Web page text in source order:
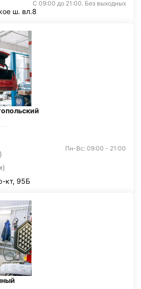
С 09:00 до 21:00. Без выходных
ш. вл.8
Пн-Вс: 09:00 - 21:00
кт, 95Б